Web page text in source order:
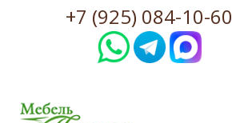
+7 (925) 084-10-60